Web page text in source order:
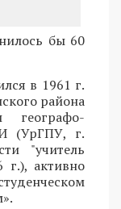
бы 60
в 1961 г.
района
географо-
(УрГПУ, г.
"учитель
г.), активно